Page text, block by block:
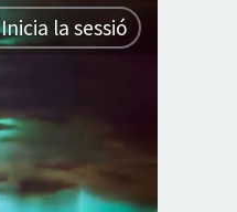
Inicia la sessió